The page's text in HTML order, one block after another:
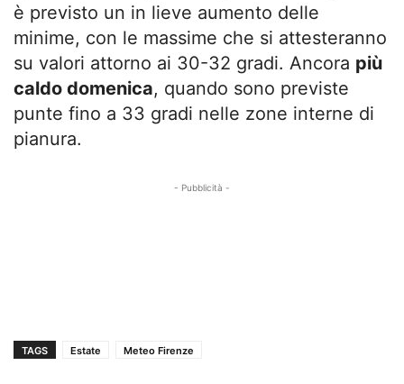
è previsto un in lieve aumento delle
minime, con le massime che si attesteranno
su valori attorno ai 30-32 gradi. Ancora più
caldo domenica, quando sono previste
punte fino a 33 gradi nelle zone interne di
pianura.
- Pubblicità -
TAGS Estate Meteo Firenze